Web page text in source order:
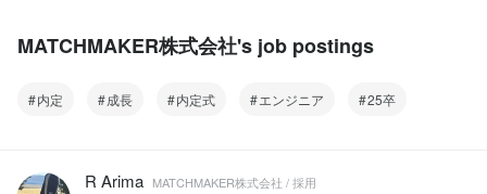
MATCHMAKER株式会社's job postings
内定 成長 内定式 エンジニア 25卒
R Arima MATCHMAKER株式会社 / 採用